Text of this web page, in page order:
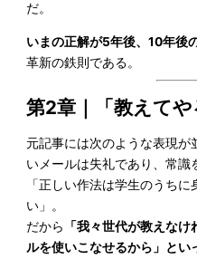
だ。
いまの正解が5年後、10年後
革新の鉄則である。
第2章 ｜ 「教えて
元記事には次のような表現が
いメールは失礼であり、常識
「正しい作法は学生のうち
い」。
だから
「我々世代が教えな
ルを使いこなせるから」とい